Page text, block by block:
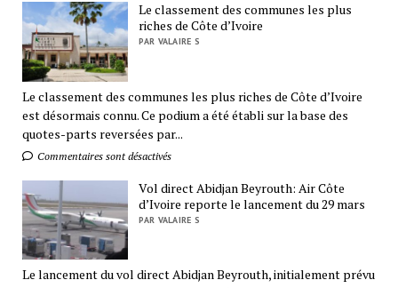
Le classement des communes les plus
riches de Côte d’Ivoire
PAR VALAIRE S
Le classement des communes les plus riches de Côte d’Ivoire
est désormais connu. Ce podium a été établi sur la base des
quotes-parts reversées par...
Commentaires sont désactivés
Vol direct Abidjan Beyrouth: Air Côte
d’Ivoire reporte le lancement du 29 mars
PAR VALAIRE S
Le lancement du vol direct Abidjan Beyrouth, initialement prévu